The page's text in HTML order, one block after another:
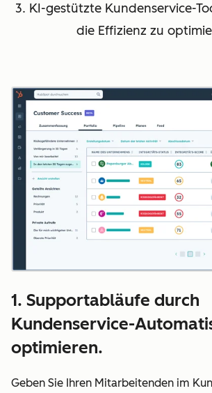
3. KI-gestützte Kundenservice-
die Effizienz zu
1. Supportabläufe durch
Kundenservice-
optimieren.
Geben Sie Ihren Mitarbeitenden im